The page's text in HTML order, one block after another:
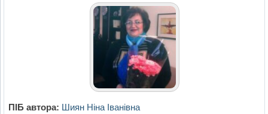
ПІБ автора: Шиян Ніна Іванівна